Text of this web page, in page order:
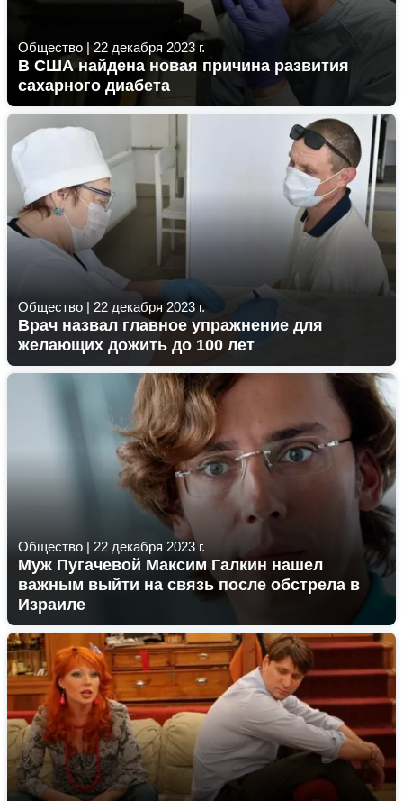
Общество | 22 декабря 2023 г.
В США найдена новая причина развития
сахарного диабета
Общество | 22 декабря 2023 г.
Врач назвал главное упражнение для
желающих дожить до 100 лет
Общество | 22 декабря 2023 г.
Муж Пугачевой Максим Галкин нашел
важным выйти на связь после обстрела в
Израиле